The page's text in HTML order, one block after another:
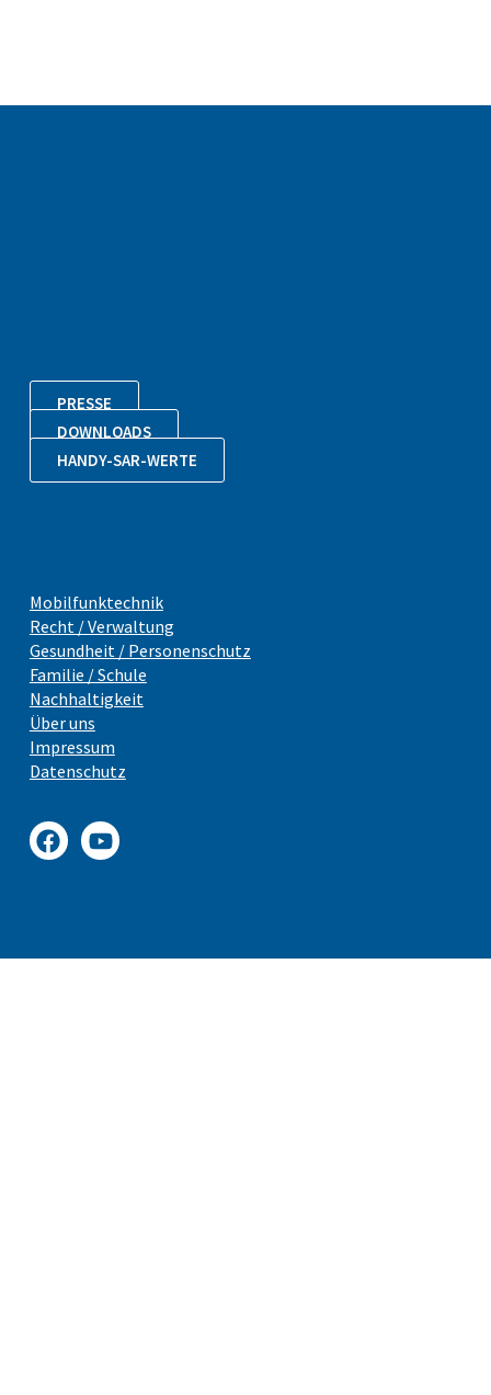
PRESSE
DOWNLOADS
HANDY-SAR-WERTE
Mobilfunktechnik
Recht / Verwaltung
Gesundheit / Personenschutz
Familie / Schule
Nachhaltigkeit
Über uns
Impressum
Datenschutz